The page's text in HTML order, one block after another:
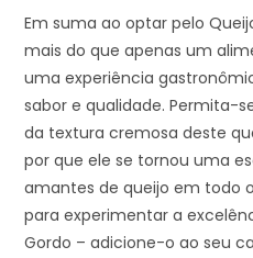
Em suma ao optar pelo
mais do que apenas um
uma experiência
sabor e qualidade. Permita-
da textura cremosa deste
por que ele se tornou uma
amantes de queijo em todo
para experimentar a
Gordo – adicione-o ao seu